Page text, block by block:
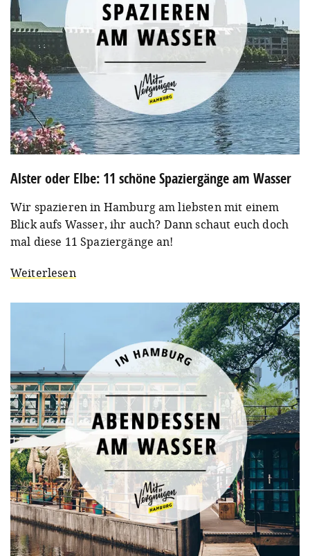
Alster oder Elbe: 11 schöne Spaziergänge am Wasser
Wir spazieren in Hamburg am liebsten mit einem
Blick aufs Wasser, ihr auch? Dann schaut euch doch
mal diese 11 Spaziergänge an!
Weiterlesen